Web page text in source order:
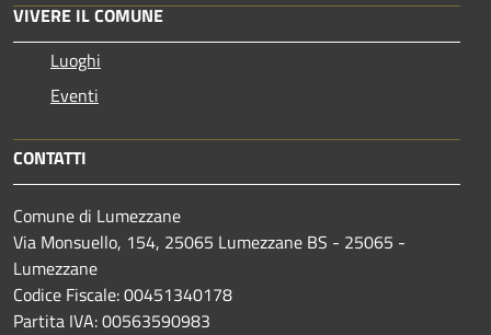
VIVERE IL COMUNE
Luoghi
Eventi
CONTATTI
Comune di Lumezzane
Via Monsuello, 154, 25065 Lumezzane BS - 25065 -
Lumezzane
Codice Fiscale: 00451340178
Partita IVA: 00563590983